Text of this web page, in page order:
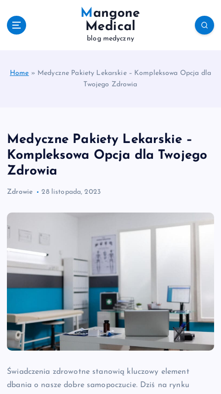
Mangone
Medical
blog medyczny
Home » Medyczne Pakiety Lekarskie – Kompleksowa Opcja dla
Twojego Zdrowia
Medyczne Pakiety Lekarskie –
Kompleksowa Opcja dla Twojego
Zdrowia
Zdrowie 28 listopada, 2023
Świadczenia zdrowotne stanowią kluczowy element
dbania o nasze dobre samopoczucie. Dziś na rynku